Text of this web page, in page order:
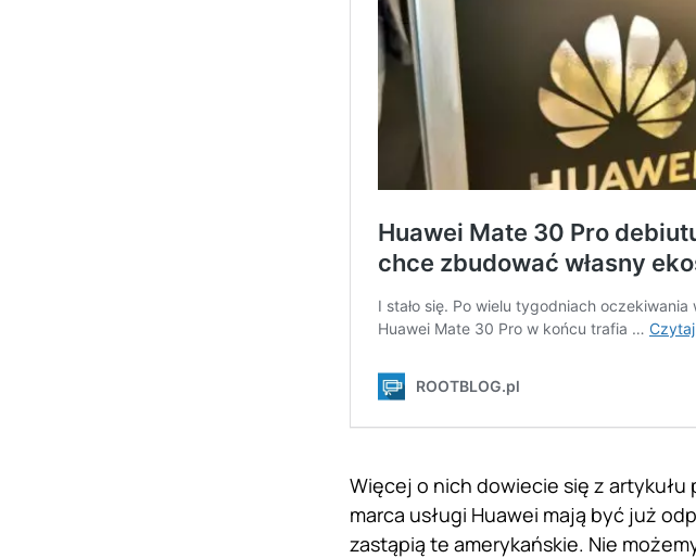
Więcej o nich dowiecie się z
marca usługi Huawei mają być już
zastąpią te amerykańskie. Nie